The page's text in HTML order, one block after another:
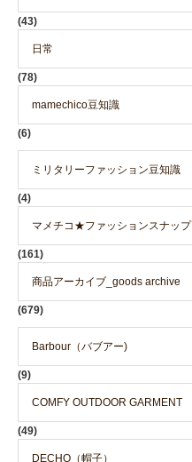
(43)
日常
(78)
mamechico豆知識
(6)
ミリタリーファッション豆知識
(4)
マメチコ★ファッションスナップ
(161)
商品アーカイブ_goods archive
(679)
Barbour（バブアー)
(9)
COMFY OUTDOOR GARMENT
(49)
DECHO（帽子）